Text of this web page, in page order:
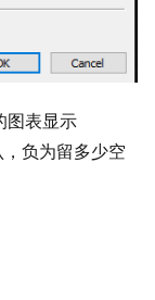
图表显示
负为留多少空